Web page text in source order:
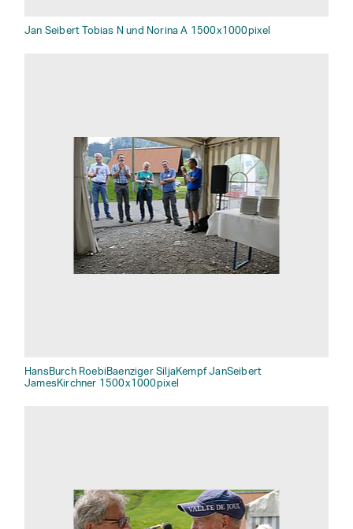
Jan Seibert Tobias N und Norina A 1500x1000pixel
HansBurch RoebiBaenziger SiljaKempf JanSeibert
JamesKirchner 1500x1000pixel